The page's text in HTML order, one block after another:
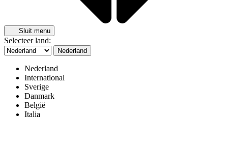
Sluit menu
Selecteer land:
Nederland
Nederland
International
Sverige
Danmark
België
Italia